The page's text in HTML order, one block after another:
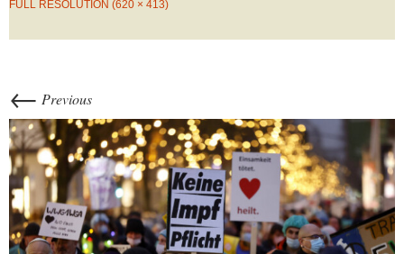
FULL RESOLUTION (620 × 413)
← Previous